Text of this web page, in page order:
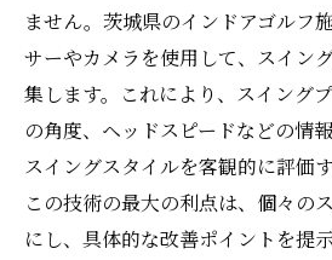
ません。茨城県のインドアゴルフ
サーやカメラを使用して、スイン
集します。これにより、スイング
の角度、ヘッドスピードなどの情
スイングスタイルを客観的に評価
この技術の最大の利点は、個々の
にし、具体的な改善ポイントを提